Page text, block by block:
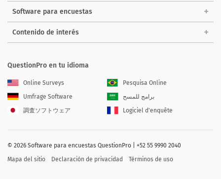
Software para encuestas
Contenido de interés
QuestionPro en tu idioma
Online Surveys
Pesquisa Online
Umfrage Software
برامج للمسح
調査ソフトウェア
Logiciel d'enquête
© 2026 Software para encuestas QuestionPro | +52 55 9990 2040
Mapa del sitio
Declaración de privacidad Términos de uso